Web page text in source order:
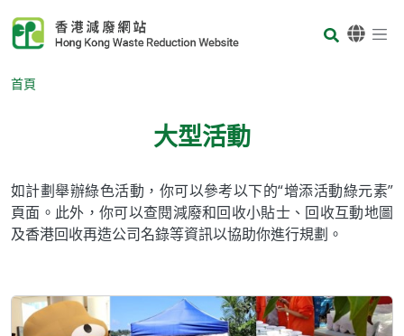
Body
首頁
大型活動
Body
如計劃舉辦綠色活動，你可以參考以下的“增添活動綠元素”
頁面。此外，你可以查閱減廢和回收小貼士、回收互動地圖
及香港回收再造公司名錄等資訊以協助你進行規劃。